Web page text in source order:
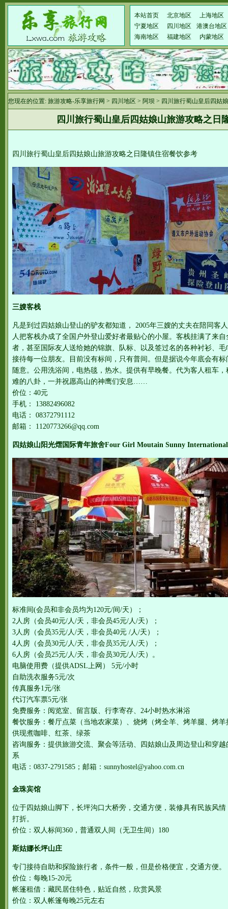
本站首页 北京地区
上海地区
宁夏地区
四川地区
港澳台地区
海南地区
福建地区 内蒙地区
您现在的位置: 旅游攻略-乐享旅行网 > 四川地区 > 阿坝 > 四川旅行蜀山皇后四姑
四川旅行蜀山皇后四姑娘山旅游攻略之日
四川旅行蜀山皇后四姑娘山旅游攻略之日隆镇住宿餐饮参考
三嫂客栈
凡是到过四姑娘山登山的驴友都知道， 2005年三嫂的丈夫在陪同客
人把客栈办成了全国户外登山爱好者最贴心的小屋。客栈挂满了来
者，甚至国际友人送给她的锦旗、队标、以及签过名的各种衬衫、
接待每一位朋友。目前没有标间，只有普间。但是据说今年底会有
随意。公用洗浴间，电热毯，热水。提供有早晚餐。代为客人租车
难的八卦，一并祝愿高山的神鹰们安息……
价位：40元
手机： 13882496082
电话： 08372791112
邮箱： 1120773266@qq.com
四姑娘山阳光熠国际青年旅舍Four Girl Moutain Sunny
标准间(会员和非会员均为120元/间/天）；
2人房（会员40元/人/天，非会员45元/人/天）；
3人房（会员35元/人/天，非会员40元 /人/天）；
4人房（会员30元/人/天，非会员35元/人/天）；
6人房（会员25元/人/天，非会员30元/人/天）。
电脑使用费（提供ADSL上网） 5元/小时
自助洗衣服务5元/次
传真服务1元/张
代订汽车票5元/张
免费服务：阅览室、留言版、行李寄存、24小时热水淋浴
餐饮服务：餐厅点菜（当地农家菜）、烧烤（烤全羊、烤羊腿、烤
供现煮咖啡、红茶、绿茶
咨询服务：提供旅游交流、聚会等活动、四姑娘山及周边登山和穿
系
电话：0837-2791585；邮箱：sunnyhostel@yahoo.com.cn
金珠宾馆
位于四姑娘山脚下，长坪沟口大桥旁，交通方便，装修具有民族风
打折。
价位：双人标间360，普通双人间（无卫生间）180
斯姑娜长坪山庄
专门接待自助和探险旅行者，条件一般，但是价格便宜，交通方便。
价位：每晚15-20元
帐篷租借：藏民居住特色，贴近自然，欣赏风景
价位：双人帐篷每晚25元左右